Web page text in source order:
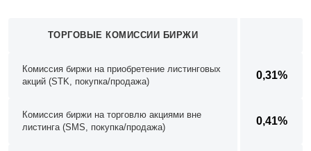
ТОРГОВЫЕ КОМИССИИ БИРЖИ
Комиссия биржи на приобретение листинговых
акций (STK, покупка/продажа)
0,31%
Комиссия биржи на торговлю акциями вне
листинга (SMS, покупка/продажа)
0,41%